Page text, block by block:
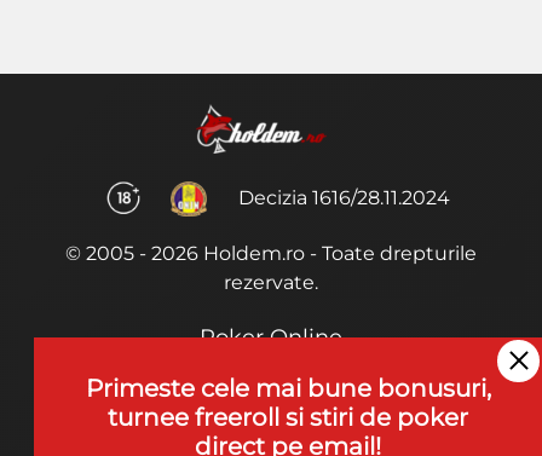
Decizia 1616/28.11.2024
© 2005 - 2026 Holdem.ro - Toate drepturile
rezervate.
Poker Online
Termeni si Conditii
Joaca Poker
Primeste cele mai bune bonusuri,
turnee freeroll si stiri de poker
direct pe email!